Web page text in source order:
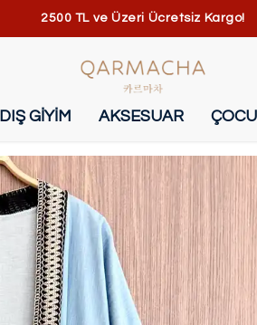
2500 TL ve Üzeri Ücretsiz Kargo!
DIŞ GİYİM AKSESUAR